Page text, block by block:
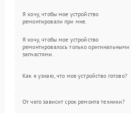
Я хочу, чтобы мое устройство
ремонтировали при мне.
Я хочу, чтобы мое устройство
ремонтировалось только оригинальными
запчастями.
Как я узнаю, что мое устройство готово?
От чего зависит срок ремонта техники?